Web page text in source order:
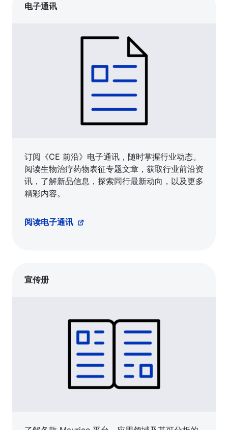
电子通讯
订阅《CE 前沿》电子通讯，随时掌握行业动态。
阅读生物治疗药物表征专题文章，获取行业前沿资
讯，了解新品信息，探索同行最新动向，以及更多
精彩内容。
阅读电子通讯
宣传册